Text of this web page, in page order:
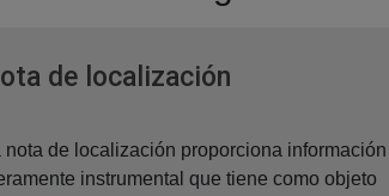
de localizaciónVentana
nota de localización proporciona información
instrumental que tiene como objeto